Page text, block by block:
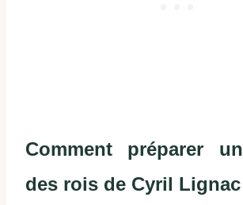
Comment préparer
des rois de Cyril